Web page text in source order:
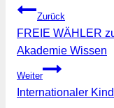
Zurück
FREIE WÄHLER
Akademie Wissen
Weiter
Internationaler